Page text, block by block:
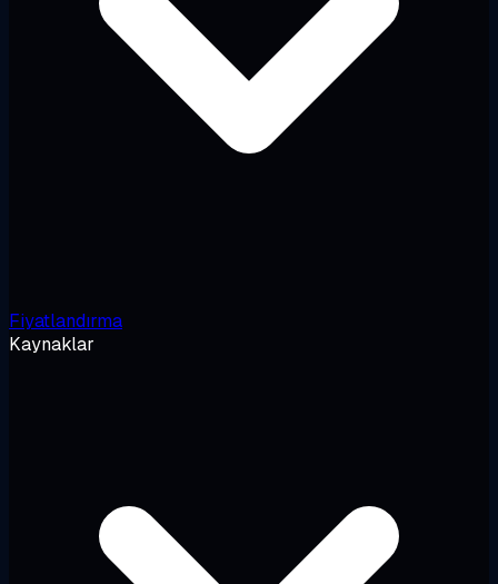
Fiyatlandırma
Kaynaklar